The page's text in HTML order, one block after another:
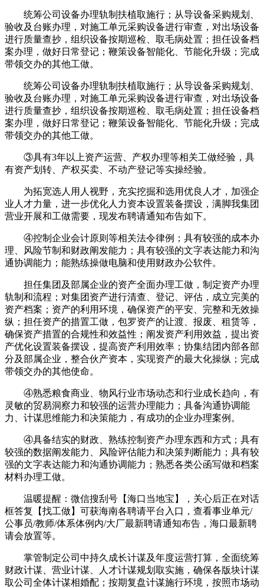
统筹公司设备办理轨制扶植取施行；从导设备采购规划、
验收及台账办理，对施工单元采购设备进行审查，对出场设备
进行质量查抄，组织设备按期巡检、取毛病处置；担任设备档
案办理，做好日常登记；鞭策设备智能化、节能化升级；完成
带领交办的其他工做。
统筹公司设备办理轨制扶植取施行；从导设备采购规划、
验收及台账办理，对施工单元采购设备进行审查，对出场设备
进行质量查抄，组织设备按期巡检、取毛病处置；担任设备档
案办理，做好日常登记；鞭策设备智能化、节能化升级；完成
带领交办的其他工做。
③具有3年以上资产运营、产权办理等相关工做经验，具
有资产划转、产权买卖、不动产登记等实操经验。
为拓宽选人用人视野，充实挖掘和选用优良人才，加强企
业人才力量，进一步优化人力资本设置装备摆设，满脚我集团
营业开展和工做需要，现发布聘请通知布告如下。
④控制企业会计原则等相关法令律例；具有较强的成本办
理、风险节制和财政阐发能力；具有较强的文字表达能力和沟
通协调能力；能熟练操做电脑和使用财政办公软件。
担任集团及部属企业的资产全面办理工做，制定资产办理
轨制和流程；对集团资产进行清查、登记、评估，成立完美的
资产档案；资产的利用环境，确保资产的平安、完整和无效操
纵；担任资产的措置工做，包罗资产的让渡、报废、租赁等，
确保资产措置的合规性和效益性；阐发资产利用效益，提出资
产优化设置装备摆设，提高资产利用效率；协集结团内部各部
分及部属企业，整合伙产资本，实现资产的最大化操纵；完成
带领交办的其他使命。
④熟悉粮食商业、物风行业市场动态和行业成长趋向，有
灵敏的贸易洞察力和较强的运营办理能力；具备沟通协调能
力、计谋思维能力和决策能力，有成功的企业办理案例。
④具备结实的财政、熟练控制资产办理东西和方式；具有
较强的数据阐发能力、风险评估能力和决策判断能力；具有较
强的文字表达能力和沟通协调能力；熟悉各类公函写做和档案
材料办理工做。
温暖提醒：微信搜刮号【海口当地宝】，关心后正在对话
框答复【找工做】可获海南各聘请平台入口，查看事业单元/
公事员/教师/体系体例内/大厂最新聘请通知布告，海口最新聘
请会放置等。
掌管制定公司中持久成长计谋及年度运营打算，全面统筹
财政计谋、营业计谋、人才计谋规划取实施，确保各版块计谋
取公司全体计谋相婚配；按期复盘计谋施行环境，按照市场动